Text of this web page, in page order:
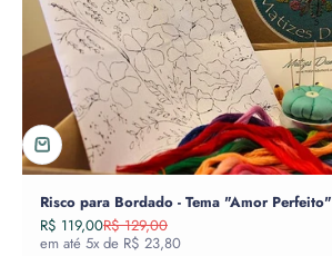
Risco para Bordado - Tema "Amor Perfeito"
Preço promocional
R$ 119,00Preço normal
R$ 129,00
em até 5x de R$ 23,80